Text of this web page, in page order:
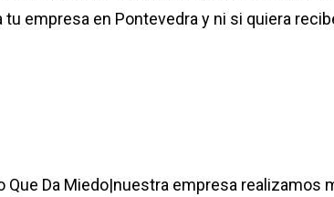
tu empresa en Pontevedra y ni si quiera
Que Da Miedo|nuestra empresa